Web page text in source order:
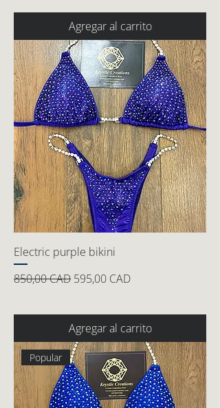
Agregar al carrito
Electric purple bikini
Precio
850,00 CAD Precio de oferta
595,00 CAD
Agregar al carrito
Popular